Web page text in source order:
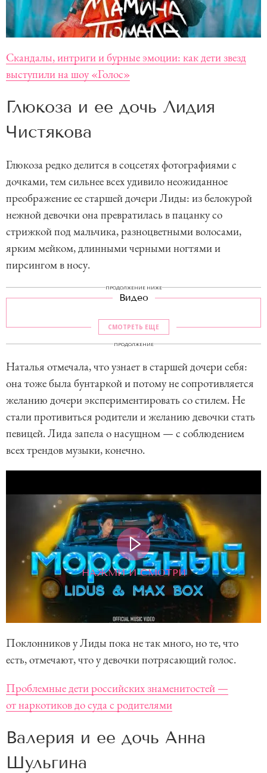
Скандалы, интриги и бурные эмоции: как дети звезд
выступили на шоу «Голос»
Глюкоза и ее дочь Лидия
Чистякова
Глюкоза редко делится в соцсетях фотографиями с
дочками, тем сильнее всех удивило неожиданное
преображение ее старшей дочери Лиды: из белокурой
нежной девочки она превратилась в пацанку со
стрижкой под мальчика, разноцветными волосами,
ярким мейком, длинными черными ногтями и
пирсингом в носу.
ПРОДОЛЖЕНИЕ НИЖЕ
Видео
СМОТРЕТЬ ЕЩЕ
ПРОДОЛЖЕНИЕ
Наталья отмечала, что узнает в старшей дочери себя:
она тоже была бунтаркой и потому не сопротивляется
желанию дочери экспериментировать со стилем. Не
стали противиться родители и желанию девочки стать
певицей. Лида запела о насущном — с соблюдением
всех трендов музыки, конечно.
НАЖМИ И СМОТРИ
Поклонников у Лиды пока не так много, но те, что
есть, отмечают, что у девочки потрясающий голос.
Проблемные дети российских знаменитостей —
от наркотиков до суда с родителями
Валерия и ее дочь Анна
Шульгина